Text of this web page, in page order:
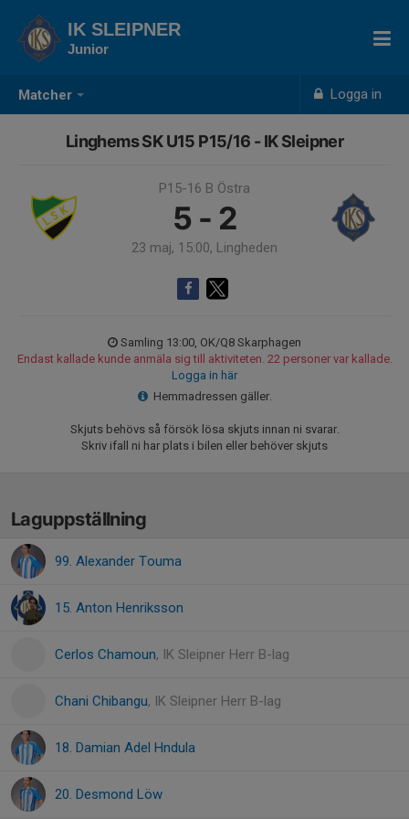
Matcher Logga in
IK SLEIPNER
Junior
Linghems SK U15 P15/16 - IK Sleipner
P15-16 B Östra
5 - 2
23 maj, 15:00, Lingheden
Samling 13:00, OK/Q8 Skarphagen
Endast kallade kunde anmäla sig till aktiviteten. 22 personer var kallade.
Logga in här
Hemmadressen gäller.
Skjuts behövs så försök lösa skjuts innan ni svarar.
Skriv ifall ni har plats i bilen eller behöver skjuts
Laguppställning
99. Alexander Touma
15. Anton Henriksson
Cerlos Chamoun, IK Sleipner Herr B-lag
Chani Chibangu, IK Sleipner Herr B-lag
18. Damian Adel Hndula
20. Desmond Löw